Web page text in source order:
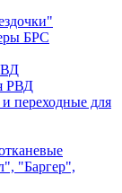
БРС
РВД
переходные для
"Баргер",